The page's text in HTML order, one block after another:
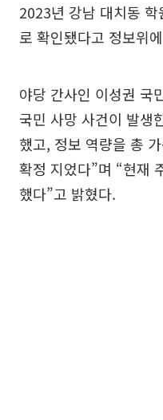
2023년 강남 대치동
로 확인됐다고 정보위
야당 간사인 이성권 국
국민 사망 사건이 발생
했고, 정보 역량을 총
확정 지었다”며 “현재
했다”고 밝혔다.